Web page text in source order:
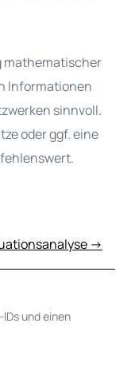
mathematischer
Informationen
sinnvoll.
oder ggf. eine
→
und einen